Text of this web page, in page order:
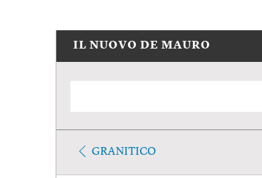
IL NUOVO DE MAURO
GRANITICO